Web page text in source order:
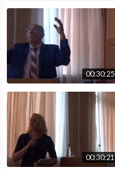
00:30:25
00:30:21